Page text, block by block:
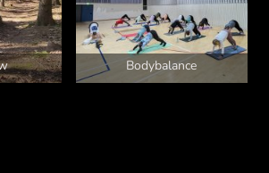
Bodybalance